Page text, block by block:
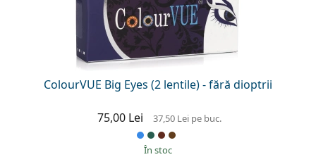
ColourVUE Big Eyes (2 lentile) - fără dioptrii
75,00 Lei 37,50 Lei pe buc.
În stoc